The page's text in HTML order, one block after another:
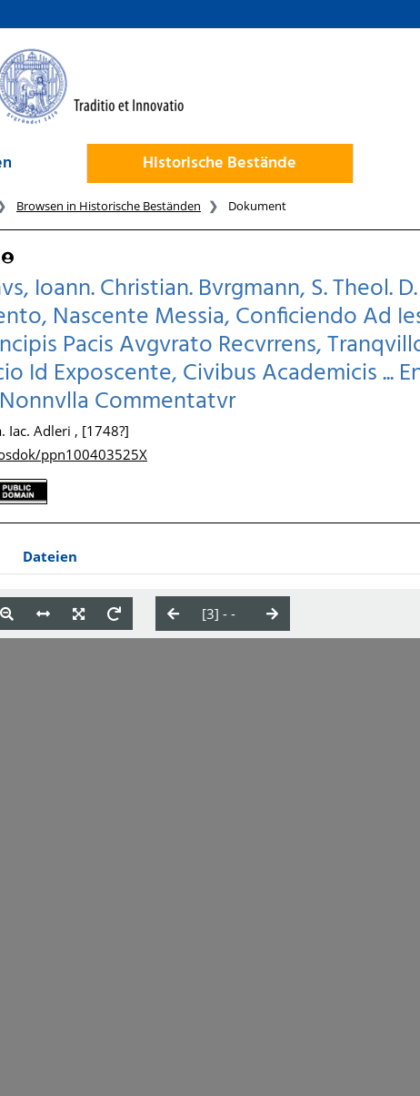
Historische Bestände
Browsen in Historische Beständen Dokument
Ioann. Christian. Bvrgmann, S. Theol. D.
Nascente Messia, Conficiendo Ad
Pacis Avgvrato Recvrrens,
Id Exposcente, Civibus Academicis ...
Commentatvr
Iac. Adleri , [1748?]
ppn100403525X
Dateien